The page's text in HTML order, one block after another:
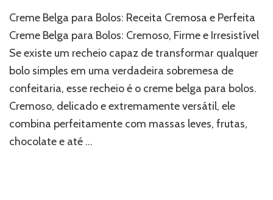
Creme Belga para Bolos: Receita Cremosa e Perfeita
Creme Belga para Bolos: Cremoso, Firme e Irresistível
Se existe um recheio capaz de transformar qualquer
bolo simples em uma verdadeira sobremesa de
confeitaria, esse recheio é o creme belga para bolos.
Cremoso, delicado e extremamente versátil, ele
combina perfeitamente com massas leves, frutas,
chocolate e até …